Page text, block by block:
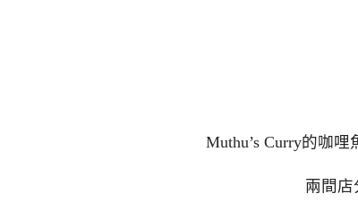
Muthu’s Curry的咖
兩間店